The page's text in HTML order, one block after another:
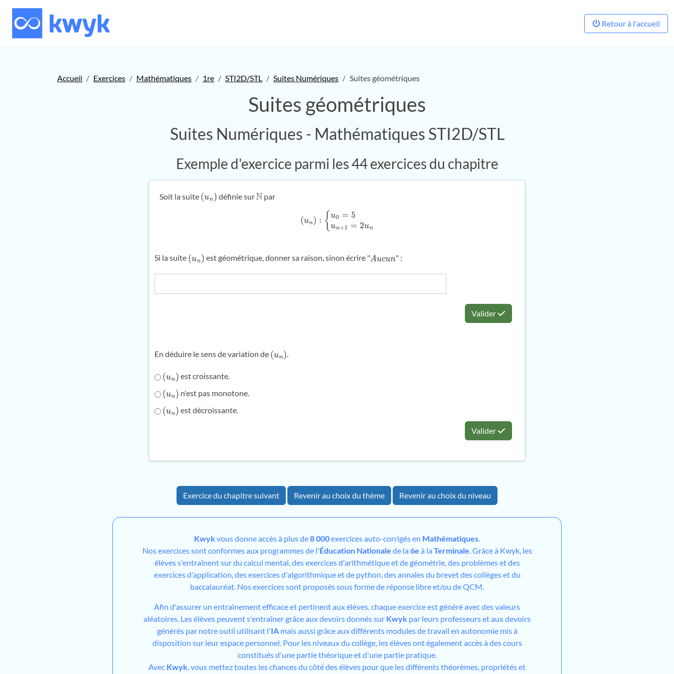
Retour à l'accueil
Accueil Exercices Mathématiques 1re STI2D/STL Suites Numériques Suites géométriques
Suites géométriques
Suites Numériques - Mathématiques STI2D/STL
Exemple d'exercice parmi les 44 exercices du chapitre
Soit la suite (un) définie surN par
( ): =5u n+ 1=
Si la suite (un) est géométrique, donner sa raison, sinon écrire "Aucun " :
Valider
En déduire le sens de variation de (un) .
(un) est croissante.
(un) n'est pas monotone.
(un) est décroissante.
Valider
Exercice du chapitre suivant Revenir au choix du thème Revenir au choix du niveau
Kwykvous donne accès à plus de8 000exercices auto-corrigés en Mathématiques.
Nos exercices sont conformes aux programmes de l'Éducation Nationale de la 6e à la Terminale. Grâce à Kwyk, les
élèves s'entraînent sur du calcul mental, des exercices d'arithmétique et de géométrie, des problèmes et des
exercices d'application, des exercices d'algorithmique et de python, des annales du brevet des collèges et du
baccalauréat. Nos exercices sont proposés sous forme de réponse libre et/ou de QCM.
Afin d'assurer un entraînement efficace et pertinent aux élèves, chaque exercice est généré avec des valeurs
aléatoires. Les élèves peuvent s'entraîner grâce aux devoirs donnés sur Kwyk par leurs professeurs et aux devoirs
générés par notre outil utilisant l'IAmais aussi grâce aux différents modules de travail en autonomie mis à
disposition sur leur espace personnel. Pour les niveaux du collège, les élèves ont également accès à des cours
constitués d'une partie théorique et d'une partie pratique.
Avec Kwyk, vous mettez toutes les chances du côté des élèves pour que les différents théorèmes, propriétés et